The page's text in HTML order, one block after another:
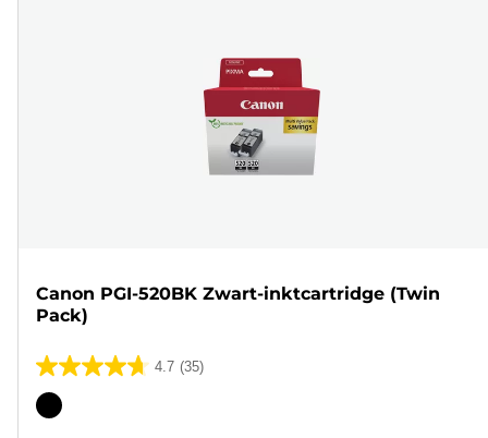
Canon PGI-520BK Zwart-inktcartridge (Twin
Pack)
4.7 (35)
4.7
van
Kleurencartridge